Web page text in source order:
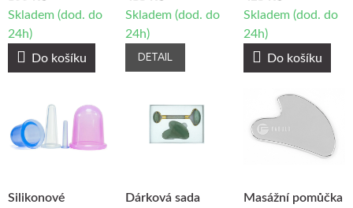
Skladem (dod. do
24h)
Do košíku
Skladem (dod. do
24h)
DETAIL
Skladem (dod. do
24h)
Do košíku
Silikonové
Dárková sada
Masážní pomůčka